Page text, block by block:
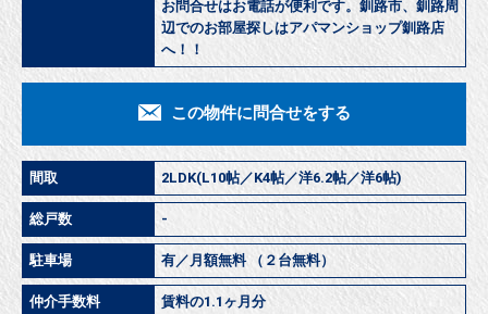
お問合せはお電話が便利です。釧路市、釧路周
辺でのお部屋探しはアパマンショップ釧路店
へ！！
この物件に問合せをする
間取 2LDK(L10帖／K4帖／洋6.2帖／洋6帖)
総戸数 -
駐車場 有／月額無料 （２台無料）
仲介手数料 賃料の1.1ヶ月分